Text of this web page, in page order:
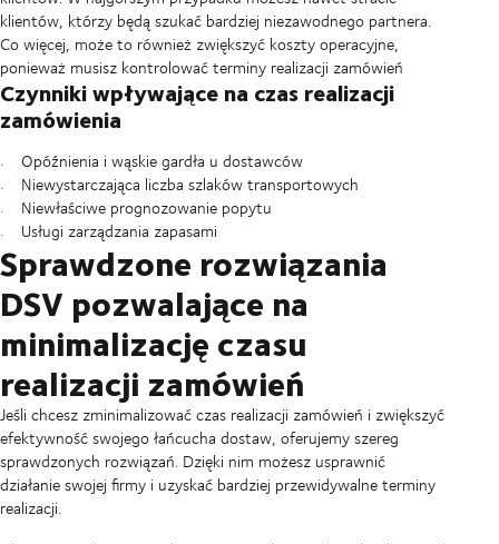
klientów, którzy będą szukać bardziej niezawodnego partnera.
Co więcej, może to również zwiększyć koszty operacyjne,
ponieważ musisz kontrolować terminy realizacji zamówień
Czynniki wpływające na czas realizacji
zamówienia
Opóźnienia i wąskie gardła u dostawców
Niewystarczająca liczba szlaków transportowych
Niewłaściwe prognozowanie popytu
Usługi zarządzania zapasami
Sprawdzone rozwiązania
DSV pozwalające na
minimalizację czasu
realizacji zamówień
Jeśli chcesz zminimalizować czas realizacji zamówień i zwiększyć
efektywność swojego łańcucha dostaw, oferujemy szereg
sprawdzonych rozwiązań. Dzięki nim możesz usprawnić
działanie swojej firmy i uzyskać bardziej przewidywalne terminy
realizacji.